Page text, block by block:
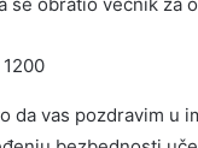
da vas pozdravim u